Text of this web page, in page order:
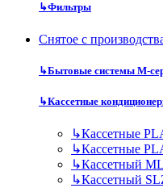
↳Фильтры
Снятое с
↳Бытовые системы M-
↳Кассетные
↳Кассетные
↳Кассетные
↳Кассетный
↳Кассетный